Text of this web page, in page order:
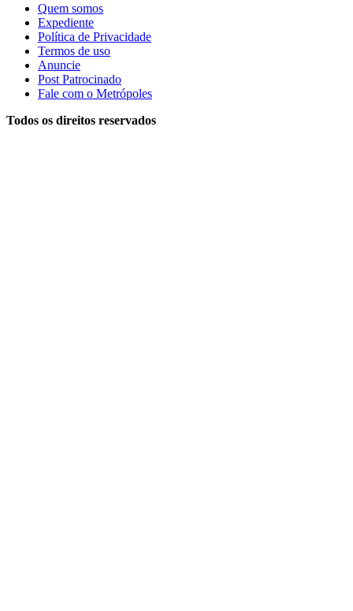
Quem somos
Expediente
Política de Privacidade
Termos de uso
Anuncie
Post Patrocinado
Fale com o Metrópoles
Todos os direitos reservados